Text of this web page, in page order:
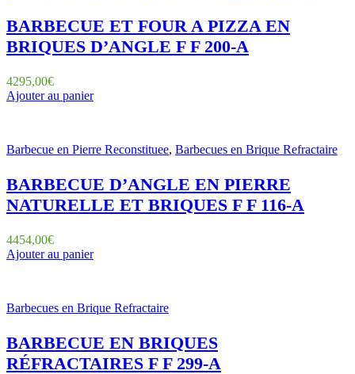
BARBECUE ET FOUR A PIZZA EN
BRIQUES D’ANGLE F F 200-A
4295,00€
Ajouter au panier
Barbecue en Pierre Reconstituee, Barbecues en Brique Refractaire
BARBECUE D’ANGLE EN PIERRE
NATURELLE ET BRIQUES F F 116-A
4454,00€
Ajouter au panier
Barbecues en Brique Refractaire
BARBECUE EN BRIQUES
RÉFRACTAIRES F F 299-A